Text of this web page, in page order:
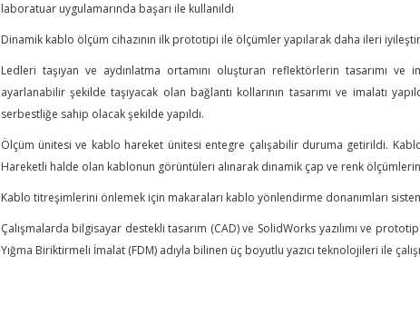
laboratuar uygulamarında başarı ile kullanıldı
Dinamik kablo ölçüm cihazının ilk prototipi ile ölçümler yapılarak daha ileri
Ledleri taşıyan ve aydınlatma ortamını oluşturan reflektörlerin tasarımı
ayarlanabilir şekilde taşıyacak olan bağlantı kollarının tasarımı ve imalatı
serbestliğe sahip olacak şekilde yapıldı.
Ölçüm ünitesi ve kablo hareket ünitesi entegre çalışabilir duruma getirildi.
Hareketli halde olan kablonun görüntüleri alınarak dinamik çap ve renk
Kablo titreşimlerini önlemek için makaraları kablo yönlendirme donanımları
Çalışmalarda bilgisayar destekli tasarım (CAD) ve SolidWorks yazılımı ve
Yığma Biriktirmeli İmalat (FDM) adıyla bilinen üç boyutlu yazıcı teknolojileri ile